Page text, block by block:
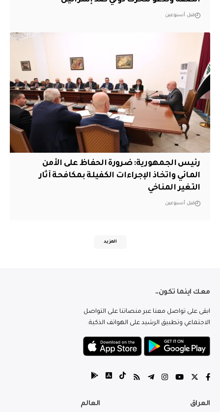
قبل أسبوعين
رئيس الجمهورية: ضرورة الحفاظ على الأمن
المائي واتخاذ الإجراءات الكفيلة بمكافحة آثار
التغير المناخي
قبل أسبوعين
المزيد
معك اينما تكون..
ابقى على تواصل معنا عبر منصاتنا على التواصل
الاجتماعي وتطبيق الرشيد على الهواتف الذكية.
العراق العالم